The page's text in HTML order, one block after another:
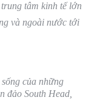
tâm kinh tế lớn
và ngoài nước tới
của những
đảo South Head,